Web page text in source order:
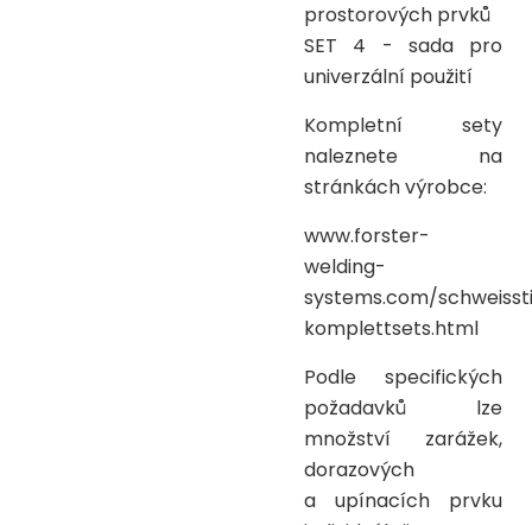
prostorových prvků
SET 4 - sada pro
univerzální použití
Kompletní sety
naleznete na
stránkách výrobce:
www.forster-
welding-
systems.com/
komplettsets.html
Podle specifických
požadavků lze
množství zarážek,
dorazových
a upínacích prvku